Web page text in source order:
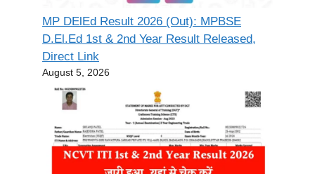
MP DElEd Result 2026 (Out): MPBSE
D.El.Ed 1st & 2nd Year Result Released,
Direct Link
August 5, 2026